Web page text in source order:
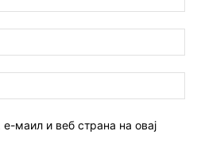
маил и веб страна на овај